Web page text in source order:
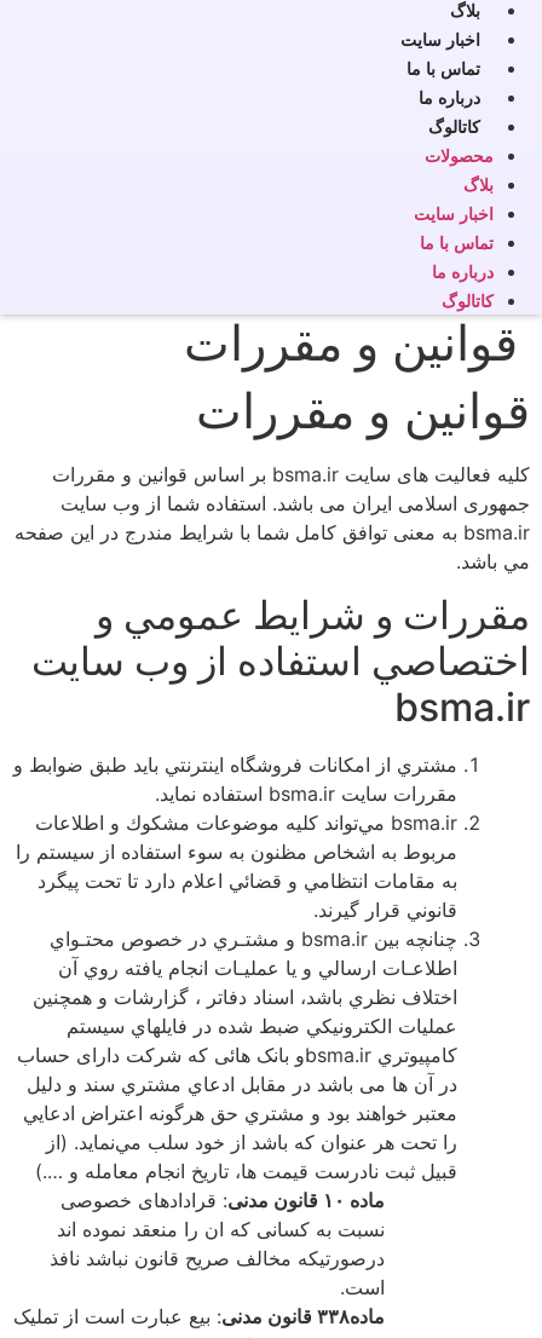
بلاگ
اخبار سایت
تماس با ما
درباره ما
کاتالوگ
محصولات
بلاگ
اخبار سایت
تماس با ما
درباره ما
کاتالوگ
قوانین و مقررات
قوانین و مقررات
کلیه فعالیت های سایت bsma.ir بر اساس قوانین و مقررات
جمهوری اسلامی ایران می باشد. استفاده شما از وب سايت
bsma.ir به معنی توافق کامل شما با شرايط مندرج در اين صفحه
مي باشد.
مقررات و شرايط عمومي ‌و
اختصاصي استفاده از وب سایت
bsma.ir
مشتري از امكانات فروشگاه اينترنتي بايد طبق ضوابط و
مقررات سایت bsma.ir استفاده نمايد.
bsma.ir مي‌تواند كليه موضوعات مشكوك و اطلاعات
مربوط به اشخاص مظنون به سوء استفاده از سيستم را
به مقامات انتظامي ‌و قضائي اعلام دارد تا تحت پيگرد
قانوني قرار گيرند.
چنانچه بين bsma.ir و مشتـري در خصوص محتـواي
اطلاعـات ارسالي و يا عمليـات انجام يافته روي آن
اختلاف نظري باشد، اسناد دفاتر ، گزارشات و همچنين
عمليات الكترونيكي ضبط شده در فايلهاي سيستم
كامپيوتري bsma.irو بانک هائی که شرکت دارای حساب
در آن ها می باشد در مقابل ادعاي مشتري سند و دليل
معتبر خواهند بود و مشتري حق هرگونه اعتراض ادعايي
را تحت هر عنوان كه باشد از خود سلب مي‌نمايد. (از
قبیل ثبت نادرست قیمت ها، تاریخ انجام معامله و ….)
ماده ۱۰ قانون مدنی
: قرادادهای خصوصی
نسبت به کسانی که ان را منعقد نموده اند
درصورتیکه مخالف صریح قانون نباشد نافذ
است.
ماده۳۳۸ قانون مدنی
: بیع عبارت است از تملیک